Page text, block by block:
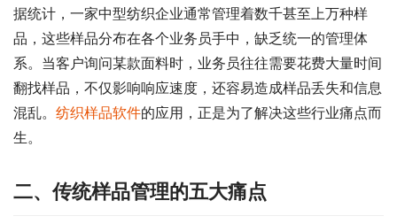
据统计，一家中型纺织企业通常管理着数千甚至上万种样
品，这些样品分布在各个业务员手中，缺乏统一的管理体
系。当客户询问某款面料时，业务员往往需要花费大量时间
翻找样品，不仅影响响应速度，还容易造成样品丢失和信息
混乱。 纺织样品软件的应用，正是为了解决这些行业痛点而
生。
二、传统样品管理的五大痛点